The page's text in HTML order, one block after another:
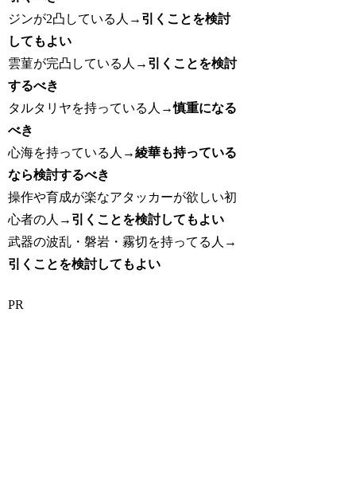
ジンが2凸している人→ 引くことを検討
してもよい
雲菫が完凸している人→ 引くことを検討
するべき
タルタリヤを持っている人→慎重になる
べき
心海を持っている人→綾華も持っている
なら検討するべき
操作や育成が楽なアタッカーが欲しい初
心者の人→ 引くことを検討してもよい
武器の波乱・磐岩・霧切を持ってる人→
引くことを検討してもよい
PR